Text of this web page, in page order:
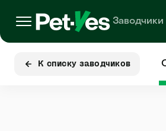
Заводчики
К списку заводчиков